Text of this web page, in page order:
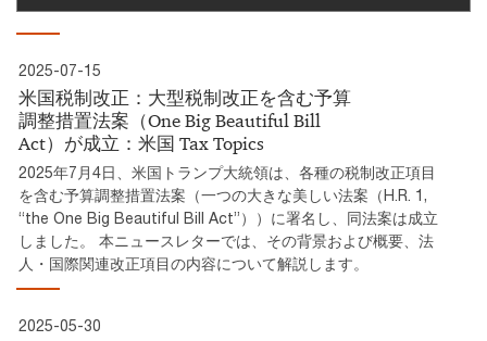
2025-07-15
米国税制改正：大型税制改正を含む予算
調整措置法案（One Big Beautiful Bill
Act）が成立：米国 Tax Topics
2025年7月4日、米国トランプ大統領は、各種の税制改正項目
を含む予算調整措置法案（一つの大きな美しい法案（H.R. 1,
“the One Big Beautiful Bill Act”））に署名し、同法案は成立
しました。 本ニュースレターでは、その背景および概要、法
人・国際関連改正項目の内容について解説します。
2025-05-30